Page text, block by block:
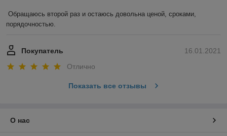
Обращаюсь второй раз и остаюсь довольна ценой, сроками,
порядочностью.
16.01.2021
Покупатель
Отлично
Показать все отзывы
О нас